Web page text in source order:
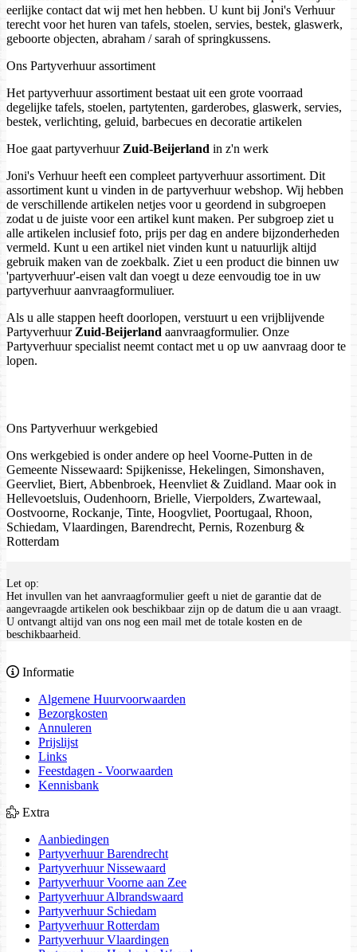
eerlijke contact dat wij met hen hebben. U kunt bij Joni's Verhuur
terecht voor het huren van tafels, stoelen, servies, bestek, glaswerk,
geboorte objecten, abraham / sarah of springkussens.
Ons Partyverhuur assortiment
Het partyverhuur assortiment bestaat uit een grote voorraad
degelijke tafels, stoelen, partytenten, garderobes, glaswerk, servies,
bestek, verlichting, geluid, barbecues en decoratie artikelen
Hoe gaat partyverhuur Zuid-Beijerland in z'n werk
Joni's Verhuur heeft een compleet partyverhuur assortiment. Dit
assortiment kunt u vinden in de partyverhuur webshop. Wij hebben
de verschillende artikelen netjes voor u geordend in subgroepen
zodat u de juiste voor een artikel kunt maken. Per subgroep ziet u
alle artikelen inclusief foto, prijs per dag en andere bijzonderheden
vermeld. Kunt u een artikel niet vinden kunt u natuurlijk altijd
gebruik maken van de zoekbalk. Ziet u een product die binnen uw
'partyverhuur'-eisen valt dan voegt u deze eenvoudig toe in uw
partyverhuur aanvraagformuliuer.
Als u alle stappen heeft doorlopen, verstuurt u een vrijblijvende
Partyverhuur Zuid-Beijerland aanvraagformulier. Onze
Partyverhuur specialist neemt contact met u op uw aanvraag door te
lopen.
Ons Partyverhuur werkgebied
Ons werkgebied is onder andere op heel Voorne-Putten in de
Gemeente Nissewaard: Spijkenisse, Hekelingen, Simonshaven,
Geervliet, Biert, Abbenbroek, Heenvliet & Zuidland. Maar ook in
Hellevoetsluis, Oudenhoorn, Brielle, Vierpolders, Zwartewaal,
Oostvoorne, Rockanje, Tinte, Hoogvliet, Poortugaal, Rhoon,
Schiedam, Vlaardingen, Barendrecht, Pernis, Rozenburg &
Rotterdam
Let op:
Het invullen van het aanvraagformulier geeft u niet de garantie dat de
aangevraagde artikelen ook beschikbaar zijn op de datum die u aan vraagt.
U ontvangt altijd van ons nog een mail met de totale kosten en de
beschikbaarheid.
Informatie
Algemene Huurvoorwaarden
Bezorgkosten
Annuleren
Prijslijst
Links
Feestdagen - Voorwaarden
Kennisbank
Extra
Aanbiedingen
Partyverhuur Barendrecht
Partyverhuur Nissewaard
Partyverhuur Voorne aan Zee
Partyverhuur Albrandswaard
Partyverhuur Schiedam
Partyverhuur Rotterdam
Partyverhuur Vlaardingen